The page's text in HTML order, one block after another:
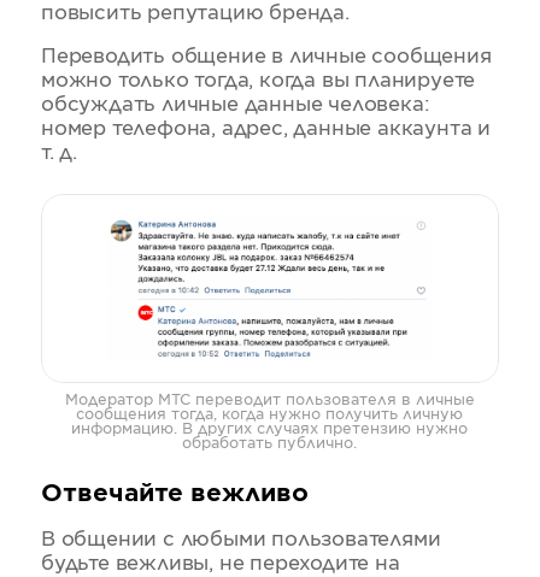
повысить репутацию бренда.
Переводить общение в личные сообщения
можно только тогда, когда вы планируете
обсуждать личные данные человека:
номер телефона, адрес, данные аккаунта и
т. д.
Модератор МТС переводит пользователя в личные
сообщения тогда, когда нужно получить личную
информацию. В других случаях претензию нужно
обработать публично.
Отвечайте вежливо
В общении с любыми пользователями
будьте вежливы, не переходите на